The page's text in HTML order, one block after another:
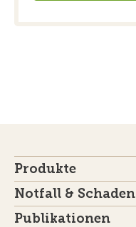
Produkte
Notfall & Schaden
Publikationen